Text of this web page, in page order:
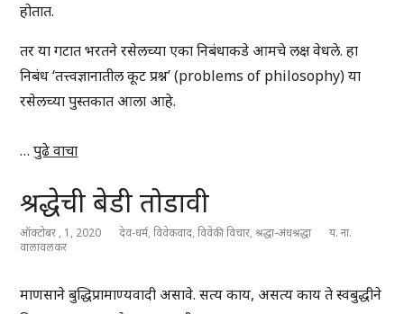
होतात.
तर या गटात भरतने रसेलच्या एका निबंधाकडे आमचे लक्ष वेधले. हा
निबंध ‘तत्त्वज्ञानातील कूट प्रश्न’ (problems of philosophy) या
रसेलच्या पुस्तकात आला आहे.
…पुढे वाचा
श्रद्धेची बेडी तोडावी
ऑक्टोबर , 1, 2020 देव-धर्म,विवेकवाद,विवेकी विचार,श्रद्धा-अंधश्रद्धा
य. ना.
वालावलकर
माणसाने बुद्धिप्रामाण्यवादी असावे. सत्य काय, असत्य काय ते स्वबुद्धीने